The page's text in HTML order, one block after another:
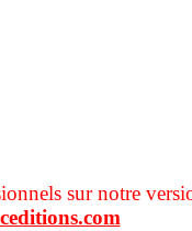
sur notre